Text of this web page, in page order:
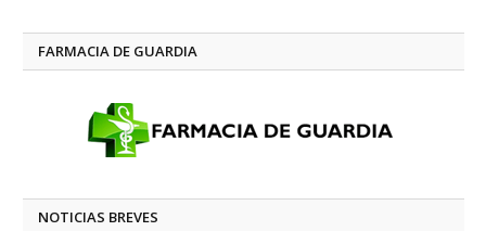
FARMACIA DE GUARDIA
NOTICIAS BREVES